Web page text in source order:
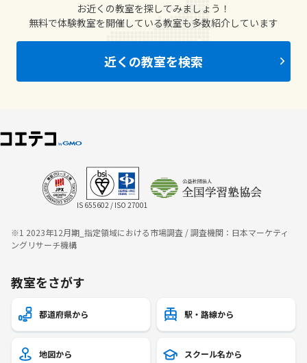
お近くの教室を探してみましょう！
無料で体験教室を開催している教室も多数紹介しています
近くの教室を検索
IS 655602 / ISO 27001
※1 2023年12月期_指定領域における市場調査 / 調査機関：日本マーケティ
ングリサーチ機構
教室をさがす
都道府県から 駅・路線から
地図から スクール名から